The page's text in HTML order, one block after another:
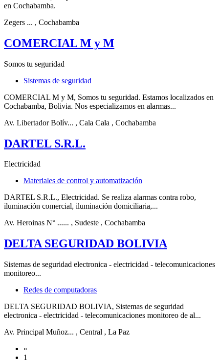
en Cochabamba.
Zegers ... , Cochabamba
COMERCIAL M y M
Somos tu seguridad
Sistemas de seguridad
COMERCIAL M y M, Somos tu seguridad. Estamos localizados en
Cochabamba, Bolivia. Nos especializamos en alarmas...
Av. Libertador Bolív... , Cala Cala , Cochabamba
DARTEL S.R.L.
Electricidad
Materiales de control y automatización
DARTEL S.R.L., Electricidad. Se realiza alarmas contra robo,
iluminación comercial, iluminación domiciliaria,...
Av. Heroinas N° ...... , Sudeste , Cochabamba
DELTA SEGURIDAD BOLIVIA
Sistemas de seguridad electronica - electricidad - telecomunicaciones
monitoreo...
Redes de computadoras
DELTA SEGURIDAD BOLIVIA, Sistemas de seguridad
electronica - electricidad - telecomunicaciones monitoreo de al...
Av. Principal Muñoz... , Central , La Paz
«
1